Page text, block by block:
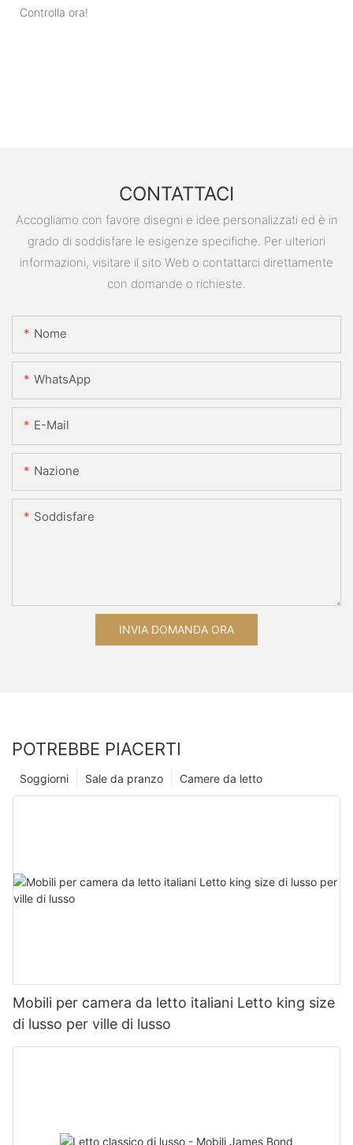
Controlla ora!
CONTATTACI
Accogliamo con favore disegni e idee personalizzati ed è in
grado di soddisfare le esigenze specifiche. Per ulteriori
informazioni, visitare il sito Web o contattarci direttamente
con domande o richieste.
Nome
WhatsApp
E-Mail
Nazione
Soddisfare
INVIA DOMANDA ORA
POTREBBE PIACERTI
Camere da letto
Sale da pranzo
Soggiorni
Mobili per camera da letto italiani Letto king size
di lusso per ville di lusso